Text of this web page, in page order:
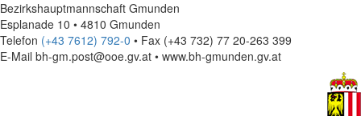
Bezirkshauptmannschaft Gmunden
Esplanade 10 • 4810 Gmunden
Telefon (+43 7612) 792-0 • Fax (+43 732) 77 20-263 399
E-Mail bh-gm.post@ooe.gv.at • www.bh-gmunden.gv.at